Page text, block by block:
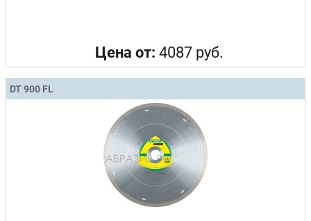
Цена от: 4087 руб.
DT 900 FL